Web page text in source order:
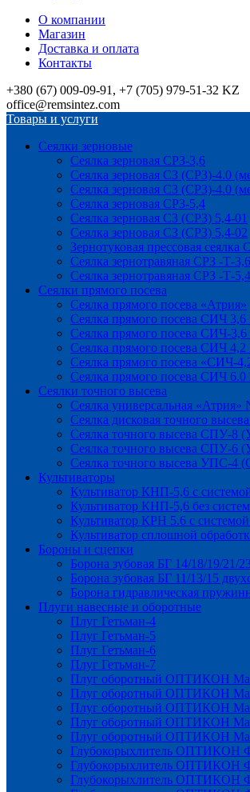
О компании
Магазин
Доставка и оплата
Контакты
+380 (67) 009-09-91, +7 (705) 979-51-32 KZ
office@remsintez.com
Товары и услуги
Сеялки зерновые
Сеялка зерновая СРЗ-3,6
Сеялка зерновая СЗ (СРЗ)-4.0
Сеялка зерновая СЗ (СРЗ)-4.0
Сеялка зерновая СРЗ-5,4
Сеялка зерновая СЗ (СРЗ) 5,4-01
Сеялка зерновая СЗ (СРЗ) 5,4-02
Зернотуковая прессовая
Сеялка зернотравяная СРЗ -Т-3,6
Сеялка зернотравяная СРЗ -Т-5,4
Сеялки прямого посева
Сеялка прямого посева «Атрия»
Сеялка прямого посева СИЧ
Сеялка прямого посева СИЧ-
Сеялка прямого посева СИЧ 4,2
Сеялка прямого посева «СИЧ-
Сеялка прямого посева СИЧ
Сеялки точного высева
Сеялка универсальная «Атрия»
Сеялка дисковая точного
Сеялка точного высева СПУ-8
Сеялка точного высева СПУ-6
Сеялка точного высева УПС-4
Культиваторы
Культиватор КНП-5,6 с
Культиватор КНП-5,6 без
Культиватор КРН 5.6 с
Культиватор сплошной
Бороны и сцепки
Борона зубовая БГ 14/18/19/21/
Борона зубовая БГ 11/13/15
Борона гидравлическая
Плуги навесные и оборотные
Плуг Гетьман-4
Плуг Гетьман-5
Плуг Гетьман-6
Плуг Гетьман-7
Плуг оборотный ОПТИКОН
Плуг оборотный ОПТИКОН
Плуг оборотный ОПТИКОН
Плуг оборотный ОПТИКОН
Плуг оборотный ОПТИКОН
Глубокорыхлитель ОПТИКОН
Глубокорыхлитель ОПТИКОН
Глубокорыхлитель ОПТИКОН